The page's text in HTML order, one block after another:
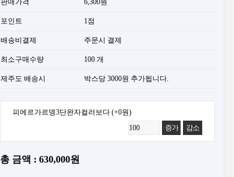
판매가격 6,300원
포인트 1점
배송비결제 주문시 결제
최소구매수량 100 개
제주도 배송시 박스당 3000원 추가됩니다.
피에르가르뎅3단완자컬러보다 (+0원)
증가
감소
총 금액 : 630,000원